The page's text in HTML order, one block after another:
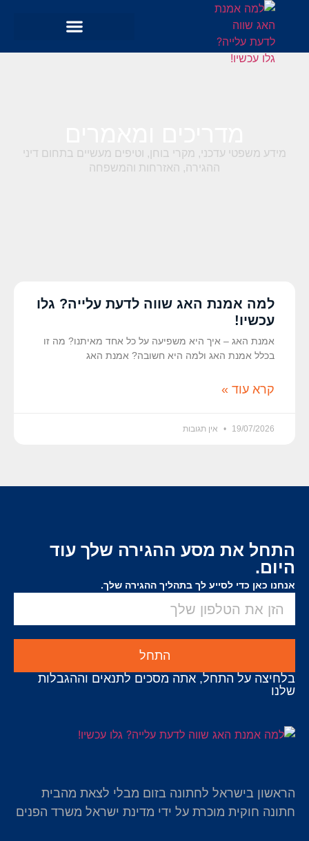
מידע משפטי עדכני, מקרי בוחן, וטיפים מעשיים בתחום דיני
ההגירה, האזרחות והמשפחה
למה אמנת האג שווה לדעת עלייה? גלו
עכשיו!
אמנת האג – איך היא משפיעה על כל אחד מאיתנו? מה זו
בכלל אמנת האג ולמה היא חשובה? אמנת האג
קרא עוד »
19/07/2026 אין תגובות
התחל את מסע ההגירה שלך עוד
היום.
אנחנו כאן כדי לסייע לך בתהליך ההגירה שלך.
התחל
בלחיצה על התחל, אתה מסכים לתנאים וההגבלות
שלנו
הראשון בישראל לחתונה בזום מבלי לצאת מהבית
חתונה חוקית מוכרת על ידי מדינת ישראל משרד הפנים